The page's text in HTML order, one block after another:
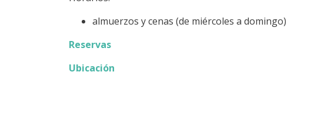
almuerzos y cenas (de miércoles a domingo)
Reservas
Ubicación